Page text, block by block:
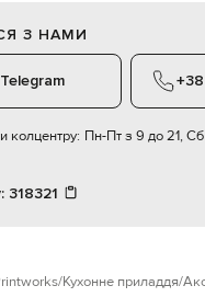
З НАМИ
Telegram
колцентру: Пн-Пт з 9 до 21,
318321
Кухонне приладдя